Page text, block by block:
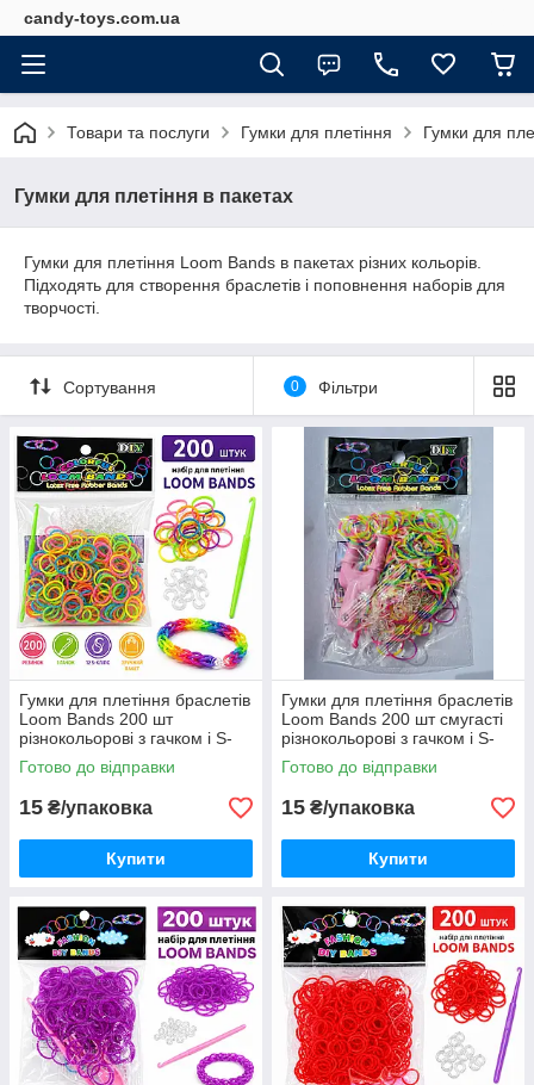
candy-toys.com.ua
Товари та послуги Гумки для плетіння Гумки для
Гумки для плетіння в пакетах
Гумки для плетіння Loom Bands в пакетах різних кольорів.
Підходять для створення браслетів і поповнення наборів для
творчості.
Сортування 0 Фільтри
Гумки для плетіння браслетів
Loom Bands 200 шт
різнокольорові з гачком і S-
кліпсами
Готово до відправки
15 ₴/упаковка
Купити
Гумки для плетіння браслетів
Loom Bands 200 шт смугасті
різнокольорові з гачком і S-
кліпсами
Готово до відправки
15 ₴/упаковка
Купити